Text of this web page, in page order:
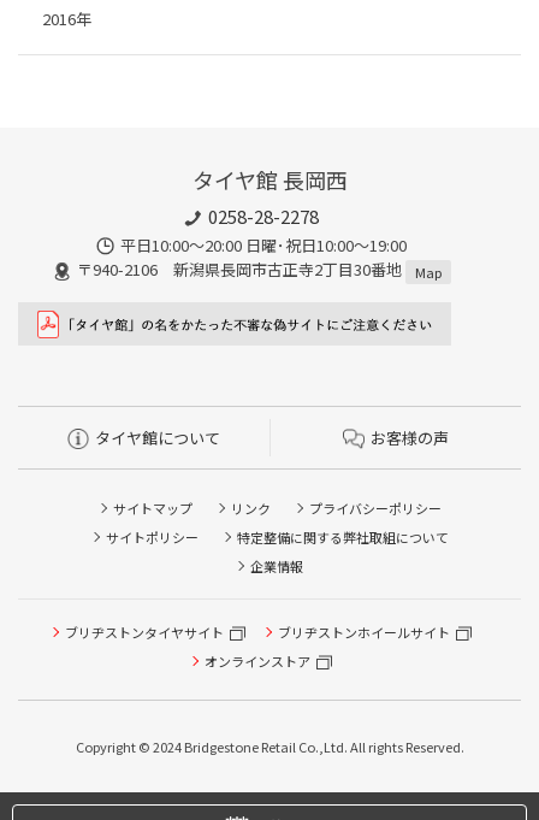
2016年
タイヤ館 長岡西
0258-28-2278
平日10:00～20:00 日曜･祝日10:00～19:00
〒940-2106 新潟県長岡市古正寺2丁目30番地
Map
タイヤ館について お客様の声
サイトマップ リンク
プライバシーポリシー
サイトポリシー
特定整備に関する弊社取組について
企業情報
ブリヂストンタイヤサイト
ブリヂストンホイールサイト
オンラインストア
Copyright © 2024 Bridgestone Retail Co.,Ltd. All rights Reserved.
タイヤ点検・安全点検/タイヤ履き替え/オイル交換/その他